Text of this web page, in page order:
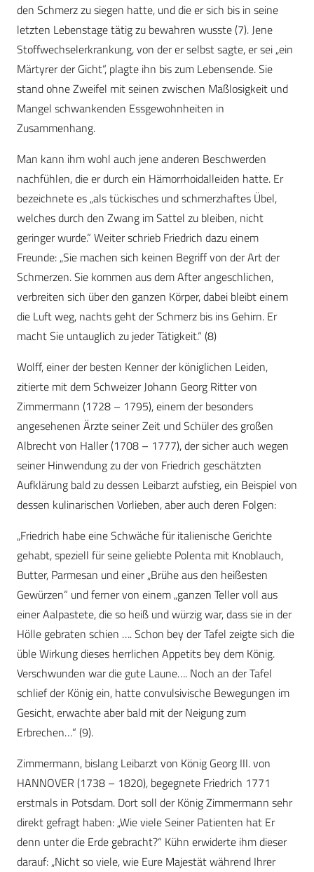
den Schmerz zu siegen hatte, und die er sich bis in seine
letzten Lebenstage tätig zu bewahren wusste (7). Jene
Stoffwechselerkrankung, von der er selbst sagte, er sei „ein
Märtyrer der Gicht“, plagte ihn bis zum Lebensende. Sie
stand ohne Zweifel mit seinen zwischen Maßlosigkeit und
Mangel schwankenden Essgewohnheiten in
Zusammenhang.
Man kann ihm wohl auch jene anderen Beschwerden
nachfühlen, die er durch ein Hämorrhoidalleiden hatte. Er
bezeichnete es „als tückisches und schmerzhaftes Übel,
welches durch den Zwang im Sattel zu bleiben, nicht
geringer wurde.“ Weiter schrieb Friedrich dazu einem
Freunde: „Sie machen sich keinen Begriff von der Art der
Schmerzen. Sie kommen aus dem After angeschlichen,
verbreiten sich über den ganzen Körper, dabei bleibt einem
die Luft weg, nachts geht der Schmerz bis ins Gehirn. Er
macht Sie untauglich zu jeder Tätigkeit.“ (8)
Wolff, einer der besten Kenner der königlichen Leiden,
zitierte mit dem Schweizer Johann Georg Ritter von
Zimmermann (1728 – 1795), einem der besonders
angesehenen Ärzte seiner Zeit und Schüler des großen
Albrecht von Haller (1708 – 1777), der sicher auch wegen
seiner Hinwendung zu der von Friedrich geschätzten
Aufklärung bald zu dessen Leibarzt aufstieg, ein Beispiel von
dessen kulinarischen Vorlieben, aber auch deren Folgen:
„Friedrich habe eine Schwäche für italienische Gerichte
gehabt, speziell für seine geliebte Polenta mit Knoblauch,
Butter, Parmesan und einer „Brühe aus den heißesten
Gewürzen“ und ferner von einem „ganzen Teller voll aus
einer Aalpastete, die so heiß und würzig war, dass sie in der
Hölle gebraten schien …. Schon bey der Tafel zeigte sich die
üble Wirkung dieses herrlichen Appetits bey dem König.
Verschwunden war die gute Laune…. Noch an der Tafel
schlief der König ein, hatte convulsivische Bewegungen im
Gesicht, erwachte aber bald mit der Neigung zum
Erbrechen…“ (9).
Zimmermann, bislang Leibarzt von König Georg III. von
HANNOVER (1738 – 1820), begegnete Friedrich 1771
erstmals in Potsdam. Dort soll der König Zimmermann sehr
direkt gefragt haben: „Wie viele Seiner Patienten hat Er
denn unter die Erde gebracht?“ Kühn erwiderte ihm dieser
darauf: „Nicht so viele, wie Eure Majestät während Ihrer